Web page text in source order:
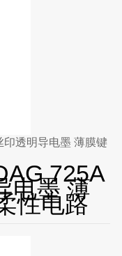
透明导电墨 薄膜键
725A
电墨 薄
性电路